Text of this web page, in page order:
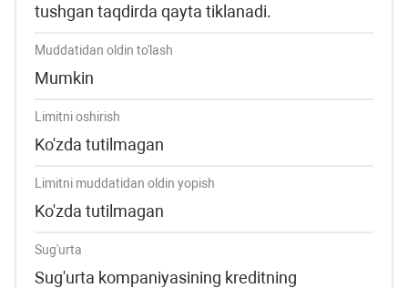
tushgan taqdirda qayta tiklanadi.
Muddatidan oldin to'lash
Mumkin
Limitni oshirish
Ko'zda tutilmagan
Limitni muddatidan oldin yopish
Ko'zda tutilmagan
Sug'urta
Sug'urta kompaniyasining kreditning